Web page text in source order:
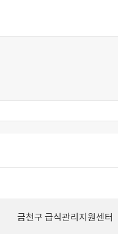
금천구 급식관리지원센터